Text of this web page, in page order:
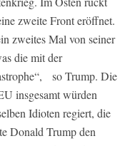
zweite Front eröffnet.
zweites Mal von seiner
die mit der
so Trump. Die
insgesamt würden
Idioten regiert, die
Donald Trump den